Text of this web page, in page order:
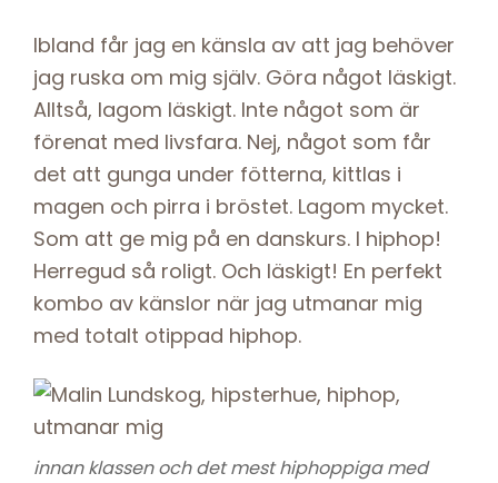
Ibland får jag en känsla av att jag behöver
jag ruska om mig själv. Göra något läskigt.
Alltså, lagom läskigt. Inte något som är
förenat med livsfara. Nej, något som får
det att gunga under fötterna, kittlas i
magen och pirra i bröstet. Lagom mycket.
Som att ge mig på en danskurs. I hiphop!
Herregud så roligt. Och läskigt! En perfekt
kombo av känslor när jag utmanar mig
med totalt otippad hiphop.
innan klassen och det mest hiphoppiga med